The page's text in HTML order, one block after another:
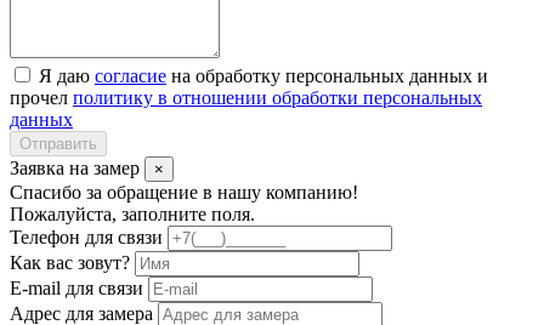
Я даю согласие на обработку персональных данных и
прочел политику в отношении обработки персональных
данных
Отправить
Заявка на замер ×
Спасибо за обращение в нашу компанию!
Пожалуйста, заполните поля.
Телефон для связи
Как вас зовут?
E-mail для связи
Адрес для замера